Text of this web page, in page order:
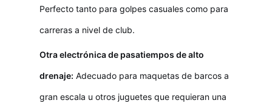
Perfecto tanto para golpes casuales como para
carreras a nivel de club.
Otra electrónica de pasatiempos de alto
drenaje: Adecuado para maquetas de barcos a
gran escala u otros juguetes que requieran una